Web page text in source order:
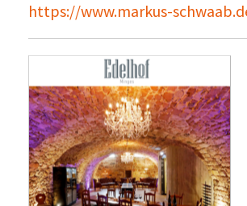
https://www.markus-